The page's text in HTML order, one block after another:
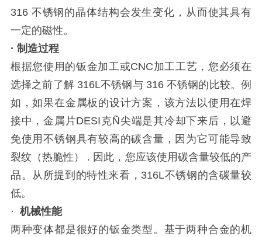
316 不锈钢的晶体结构会发生变化，从而使其具有
一定的磁性。
· 制造过程
根据您使用的钣金加工或CNC加工工艺，您必须在
选择之前了解 316L不锈钢与 316 不锈钢的比较。例
如，如果在金属板的设计方案，该方法以使用在焊
接中，金属片DESI克Ñ尖端是其冷却下来后，以避
免使用不锈钢具有较高的碳含量，因为它可能导致
裂纹（热脆性） . 因此，您应该使用碳含量较低的产
品。从所提到的特性来看，316L不锈钢的含碳量较
低。
· 机械性能
两种变体都是很好的钣金类型。基于两种合金的机